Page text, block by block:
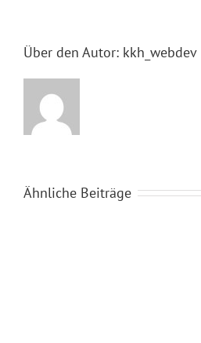
Über den Autor: kkh_webdev
Ähnliche Beiträge